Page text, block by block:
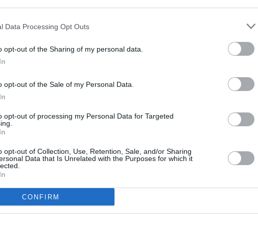
Data Processing Opt Outs
opt-out of the Sharing of my personal data.
opt-out of the Sale of my Personal Data.
opt-out of processing my Personal Data for Targeted
opt-out of Collection, Use, Retention, Sale, and/or Sharing
Data that Is Unrelated with the Purposes for which it
CONFIRM
commentaire !
UN COMMENTAIRE